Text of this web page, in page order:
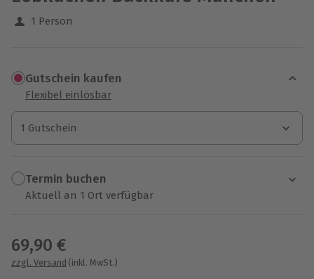
1 Person
Gutschein kaufen
Flexibel einlösbar
1 Gutschein
1 Gutschein
1 Gutschein
Termin buchen
Aktuell an 1 Ort verfügbar
69,90 €
zzgl. Versand (inkl. MwSt.)